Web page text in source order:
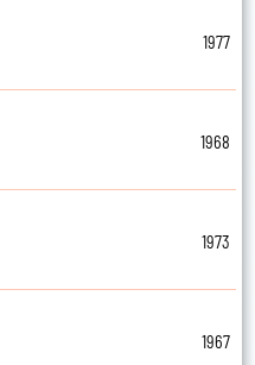
1977
1968
1973
1967